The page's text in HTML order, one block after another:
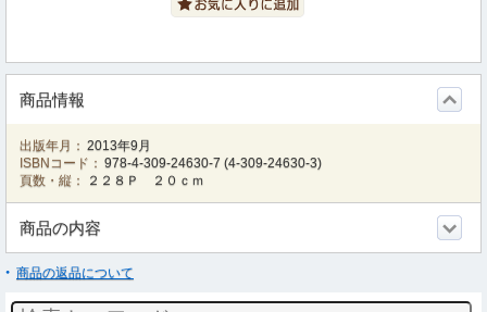
商品情報
出版年月： 2013年9月
ISBNコード： 978-4-309-24630-7 (4-309-24630-3)
頁数・縦：
２２８Ｐ ２０ｃｍ
商品の内容
商品の返品について